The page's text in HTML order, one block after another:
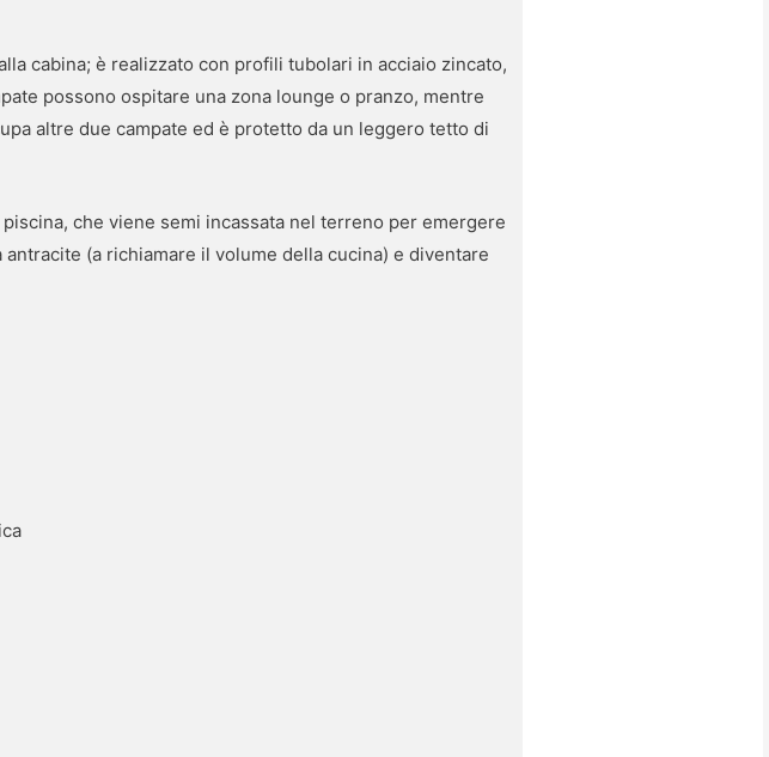
cabina; è realizzato con profili tubolari in acciaio zincato,
possono ospitare una zona lounge o pranzo, mentre
altre due campate ed è protetto da un leggero tetto di
che viene semi incassata nel terreno per emergere
(a richiamare il volume della cucina) e diventare